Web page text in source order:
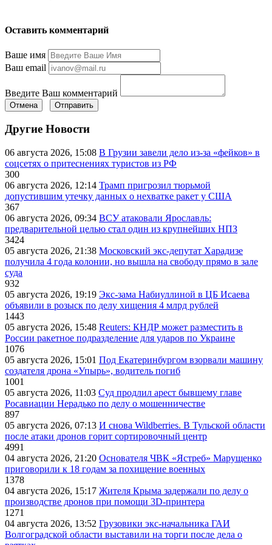
Оставить комментарий
Ваше имя
Ваш email
Введите Ваш комментарий
Отмена Отправить
Другие Новости
06 августа 2026, 15:08 В Грузии завели дело из-за «фейков» в
соцсетях о притеснениях туристов из РФ
300
06 августа 2026, 12:14 Трамп пригрозил тюрьмой
допустившим утечку данных о нехватке ракет у США
367
06 августа 2026, 09:34 ВСУ атаковали Ярославль:
предварительной целью стал один из крупнейших НПЗ
3424
05 августа 2026, 21:38 Московский экс-депутат Харадизе
получила 4 года колонии, но вышла на свободу прямо в зале
суда
932
05 августа 2026, 19:19 Экс-зама Набиуллиной в ЦБ Исаева
объявили в розыск по делу хищения 4 млрд рублей
1443
05 августа 2026, 15:48 Reuters: КНДР может разместить в
России ракетное подразделение для ударов по Украине
1076
05 августа 2026, 15:01 Под Екатеринбургом взорвали машину
создателя дрона «Упырь», водитель погиб
1001
05 августа 2026, 11:03 Суд продлил арест бывшему главе
Росавиации Нерадько по делу о мошенничестве
897
05 августа 2026, 07:13 И снова Wildberries. В Тульской области
после атаки дронов горит сортировочный центр
4991
04 августа 2026, 21:20 Основателя ЧВК «Ястреб» Марущенко
приговорили к 18 годам за похищение военных
1378
04 августа 2026, 15:17 Жителя Крыма задержали по делу о
производстве дронов при помощи 3D‑принтера
1271
04 августа 2026, 13:52 Грузовики экс-начальника ГАИ
Волгоградской области выставили на торги после дела о